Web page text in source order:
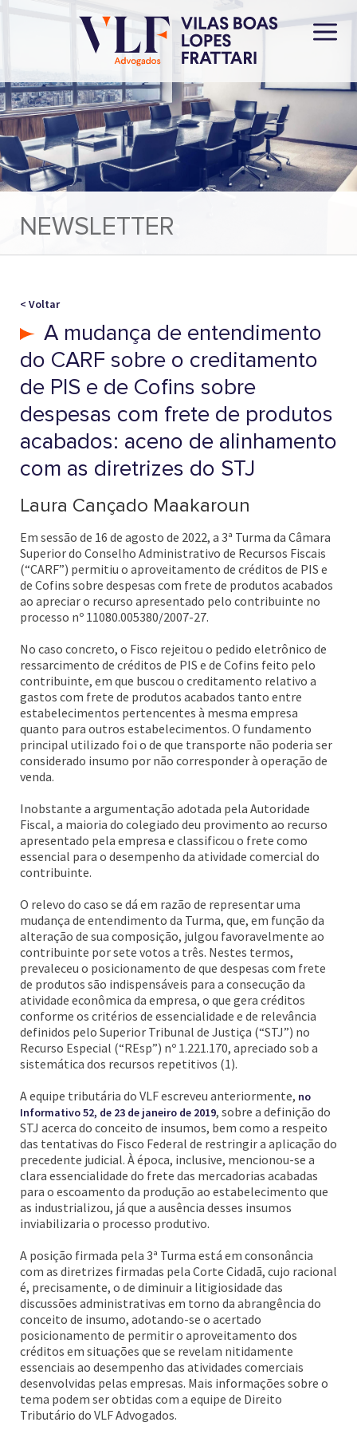
NEWSLETTER
< Voltar
A mudança de entendimento
do CARF sobre o creditamento
de PIS e de Cofins sobre
despesas com frete de produtos
acabados: aceno de alinhamento
com as diretrizes do STJ
Laura Cançado Maakaroun
Em sessão de 16 de agosto de 2022, a 3ª Turma da Câmara
Superior do Conselho Administrativo de Recursos Fiscais
(“CARF”) permitiu o aproveitamento de créditos de PIS e
de Cofins sobre despesas com frete de produtos acabados
ao apreciar o recurso apresentado pelo contribuinte no
processo nº 11080.005380/2007-27.
No caso concreto, o Fisco rejeitou o pedido eletrônico de
ressarcimento de créditos de PIS e de Cofins feito pelo
contribuinte, em que buscou o creditamento relativo a
gastos com frete de produtos acabados tanto entre
estabelecimentos pertencentes à mesma empresa
quanto para outros estabelecimentos. O fundamento
principal utilizado foi o de que transporte não poderia ser
considerado insumo por não corresponder à operação de
venda.
Inobstante a argumentação adotada pela Autoridade
Fiscal, a maioria do colegiado deu provimento ao recurso
apresentado pela empresa e classificou o frete como
essencial para o desempenho da atividade comercial do
contribuinte.
O relevo do caso se dá em razão de representar uma
mudança de entendimento da Turma, que, em função da
alteração de sua composição, julgou favoravelmente ao
contribuinte por sete votos a três. Nestes termos,
prevaleceu o posicionamento de que despesas com frete
de produtos são indispensáveis para a consecução da
atividade econômica da empresa, o que gera créditos
conforme os critérios de essencialidade e de relevância
definidos pelo Superior Tribunal de Justiça (“STJ”) no
Recurso Especial (“REsp”) nº 1.221.170, apreciado sob a
sistemática dos recursos repetitivos (1).
A equipe tributária do VLF escreveu anteriormente, no
Informativo 52, de 23 de janeiro de 2019, sobre a definição do
STJ acerca do conceito de insumos, bem como a respeito
das tentativas do Fisco Federal de restringir a aplicação do
precedente judicial. À época, inclusive, mencionou-se a
clara essencialidade do frete das mercadorias acabadas
para o escoamento da produção ao estabelecimento que
as industrializou, já que a ausência desses insumos
inviabilizaria o processo produtivo.
A posição firmada pela 3ª Turma está em consonância
com as diretrizes firmadas pela Corte Cidadã, cujo racional
é, precisamente, o de diminuir a litigiosidade das
discussões administrativas em torno da abrangência do
conceito de insumo, adotando-se o acertado
posicionamento de permitir o aproveitamento dos
créditos em situações que se revelam nitidamente
essenciais ao desempenho das atividades comerciais
desenvolvidas pelas empresas. Mais informações sobre o
tema podem ser obtidas com a equipe de Direito
Tributário do VLF Advogados.